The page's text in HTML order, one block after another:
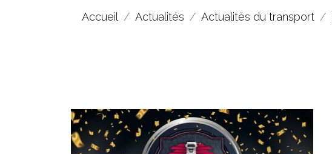
Accueil Actualités Actualités du transport